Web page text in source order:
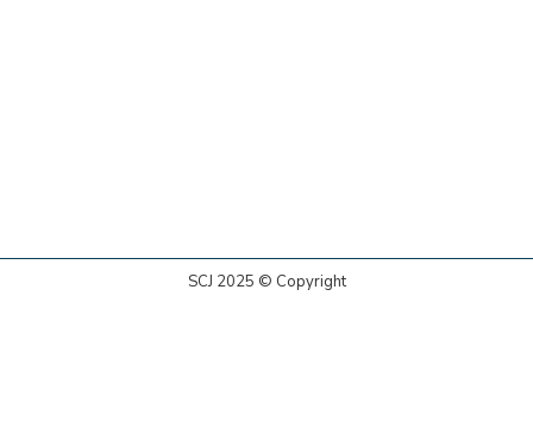
SCJ 2025 © Copyright